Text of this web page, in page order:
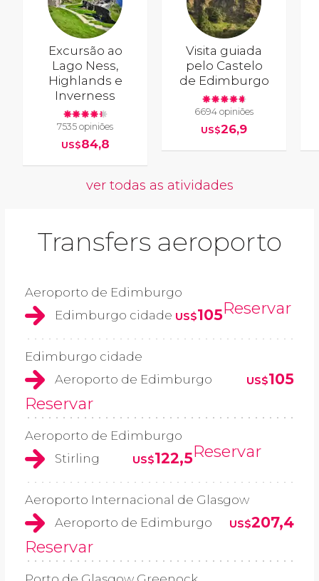
Excursão ao
Lago Ness,
Highlands e
Inverness
7535 opiniões
US$84,8
Visita guiada
pelo Castelo
de Edimburgo
6694 opiniões
US$26,9
ver todas as atividades
Transfers aeroporto
Aeroporto de Edimburgo
Edimburgo cidade US$105Reservar
Edimburgo cidade
Aeroporto de Edimburgo
US$105
Reservar
Aeroporto de Edimburgo
Stirling
US$122,5Reservar
Aeroporto Internacional de Glasgow
Aeroporto de Edimburgo
US$207,4
Reservar